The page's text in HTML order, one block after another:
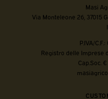
Masi
Via Monteleone 26, 37015
P.IVA/
Registro delle Imprese
Cap.Soc.